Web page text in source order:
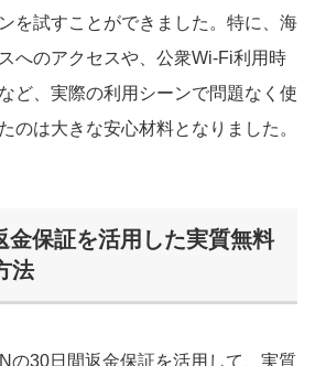
を試すことができました。特に、海
へのアクセスや、公衆Wi-Fi利用時
ど、実際の利用シーンで問題なく使
のは大きな安心材料となりました。
保証を活用した実質無料
法
の30日間返金保証を活用して、実質